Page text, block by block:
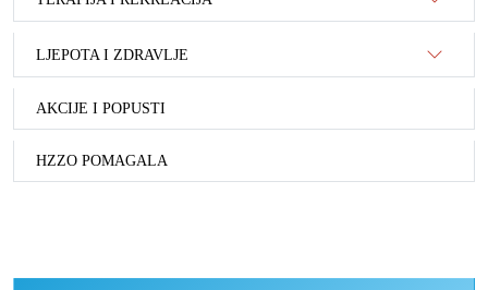
LJEPOTA I ZDRAVLJE
AKCIJE I POPUSTI
HZZO POMAGALA